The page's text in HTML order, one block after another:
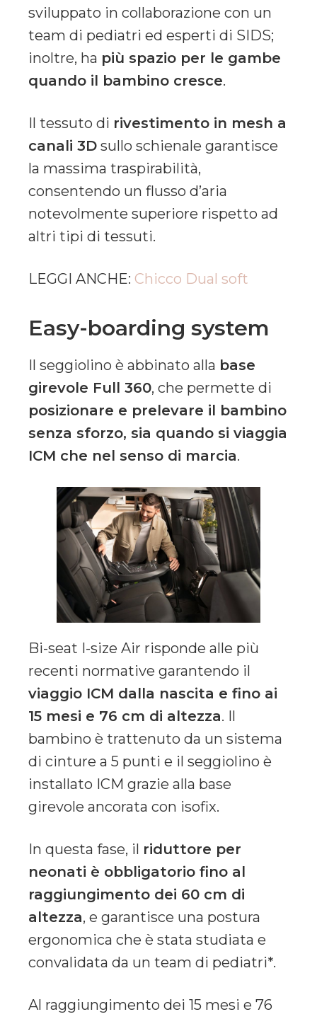
sviluppato in collaborazione con un
team di pediatri ed esperti di SIDS;
inoltre, ha più spazio per le gambe
quando il bambino cresce.
Il tessuto di rivestimento in mesh a
canali 3D sullo schienale garantisce
la massima traspirabilità,
consentendo un flusso d’aria
notevolmente superiore rispetto ad
altri tipi di tessuti.
LEGGI ANCHE: Chicco Dual soft
Easy-boarding system
Il seggiolino è abbinato alla base
girevole Full 360, che permette di
posizionare e prelevare il bambino
senza sforzo, sia quando si viaggia
ICM che nel senso di marcia.
Bi-seat I-size Air risponde alle più
recenti normative garantendo il
viaggio ICM dalla nascita e fino ai
15 mesi e 76 cm di altezza. Il
bambino è trattenuto da un sistema
di cinture a 5 punti e il seggiolino è
installato ICM grazie alla base
girevole ancorata con isofix.
In questa fase, il riduttore per
neonati è obbligatorio fino al
raggiungimento dei 60 cm di
altezza, e garantisce una postura
ergonomica che è stata studiata e
convalidata da un team di pediatri*.
Al raggiungimento dei 15 mesi e 76